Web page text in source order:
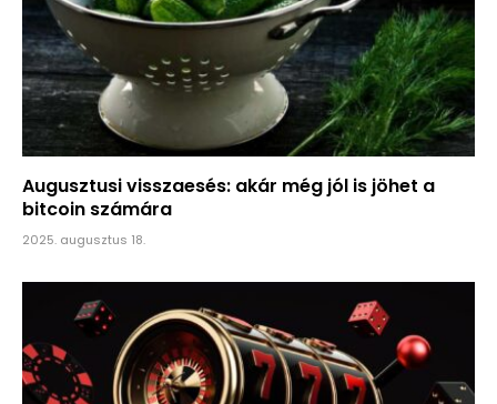
Augusztusi visszaesés: akár még jól is jöhet a
bitcoin számára
2025. augusztus 18.